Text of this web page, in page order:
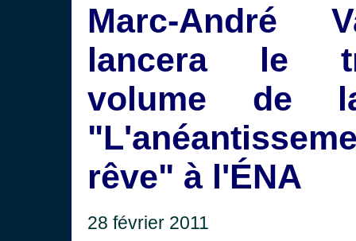
Marc-André
lancera le
volume de
rêve" à l'ÉNA
28 février 2011